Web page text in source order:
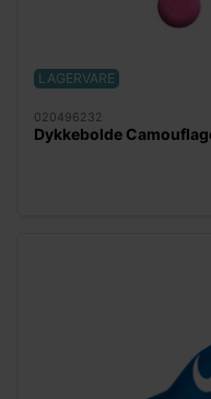
LAGERVARE
020496232
Dykkebolde